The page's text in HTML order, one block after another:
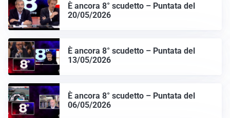
È ancora 8° scudetto – Puntata del
20/05/2026
È ancora 8° scudetto – Puntata del
13/05/2026
È ancora 8° scudetto – Puntata del
06/05/2026